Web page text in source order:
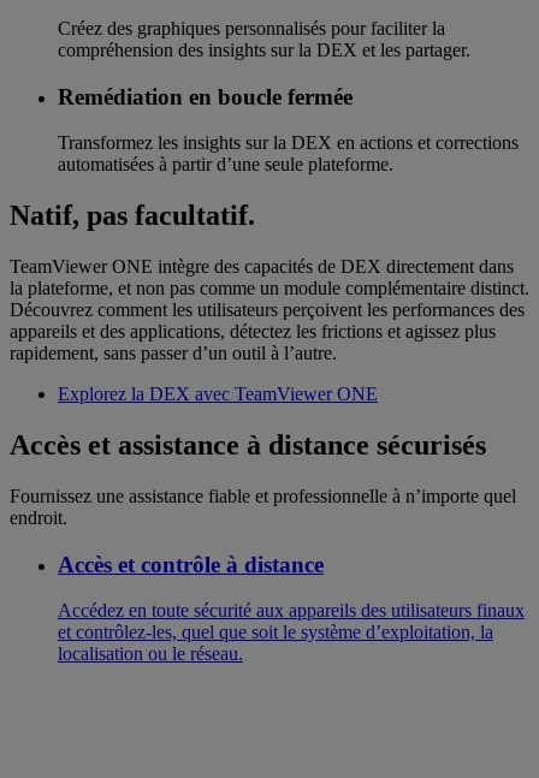
Créez des graphiques personnalisés pour faciliter la
compréhension des insights sur la DEX et les partager.
Remédiation en boucle fermée
Transformez les insights sur la DEX en actions et corrections
automatisées à partir d’une seule plateforme.
Natif, pas facultatif.
TeamViewer ONE intègre des capacités de DEX directement dans
la plateforme, et non pas comme un module complémentaire distinct.
Découvrez comment les utilisateurs perçoivent les performances des
appareils et des applications, détectez les frictions et agissez plus
rapidement, sans passer d’un outil à l’autre.
Explorez la DEX avec TeamViewer ONE
Accès et assistance à distance sécurisés
Fournissez une assistance fiable et professionnelle à n’importe quel
endroit.
Accès et contrôle à distance
Accédez en toute sécurité aux appareils des utilisateurs finaux
et contrôlez-les, quel que soit le système d’exploitation, la
localisation ou le réseau.